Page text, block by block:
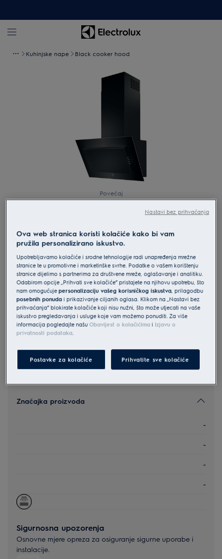
Kuhinjske nape Black cooker hood
Povećaj
LFV326K
Electrolux 600 kuhinjska napa širine
60 cm
5 (3)
Informacijski list proizvoda
Sigurnosne upute i sigurnosna upozorenja prema EU
regulativi 2023/988 navedeni su u poglavljima 1 i 2
korisničkog priručnika. Za sigurno korištenje proizvoda
Značajka proizvoda
-
-
-
-
Sigurnosna upozorenja
Osnovne mjere opreza za osiguranje sigurne uporabe i
instalacije.
Ova web stranica koristi kolačiće kako bi vam
pružila personalizirano iskustvo.
Upotrebljavamo kolačiće i srodne tehnologije radi unapređenja mrežne
stranice te u promotivne i marketinške svrhe. Podatke o vašem korištenju
stranice dijelimo s partnerima za društvene mreže, oglašavanje i analitiku.
Odabirom opcije „Prihvati sve kolačiće” pristajete na njihovu upotrebu, što
nam omogućujepersonalizaciju vašeg korisničkog iskustva, prilagodbu
posebnih ponuda i prikazivanje ciljanih oglasa. Klikom na „Nastavi bez
prihvaćanja” blokirate kolačiće koji nisu nužni, što može utjecati na vaše
iskustvo pregledavanja i usluge koje vam možemo ponuditi. Za više
informacija pogledajte našuObavijest o kolačićima i Izjavu o
privatnosti podataka.
Postavke za kolačiće Prihvatite sve kolačiće
Nastavi bez prihvaćanja